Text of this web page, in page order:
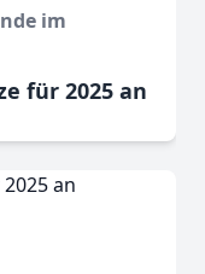
im
für 2025 an